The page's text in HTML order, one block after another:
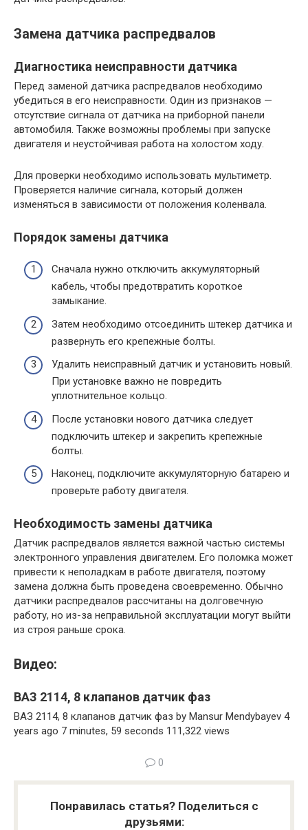
Замена датчика распредвалов
Диагностика неисправности датчика
Перед заменой датчика распредвалов необходимо
убедиться в его неисправности. Один из признаков —
отсутствие сигнала от датчика на приборной панели
автомобиля. Также возможны проблемы при запуске
двигателя и неустойчивая работа на холостом ходу.
Для проверки необходимо использовать мультиметр.
Проверяется наличие сигнала, который должен
изменяться в зависимости от положения коленвала.
Порядок замены датчика
Сначала нужно отключить аккумуляторный
кабель, чтобы предотвратить короткое
замыкание.
Затем необходимо отсоединить штекер датчика и
развернуть его крепежные болты.
Удалить неисправный датчик и установить новый.
При установке важно не повредить
уплотнительное кольцо.
После установки нового датчика следует
подключить штекер и закрепить крепежные
болты.
Наконец, подключите аккумуляторную батарею и
проверьте работу двигателя.
Необходимость замены датчика
Датчик распредвалов является важной частью системы
электронного управления двигателем. Его поломка может
привести к неполадкам в работе двигателя, поэтому
замена должна быть проведена своевременно. Обычно
датчики распредвалов рассчитаны на долговечную
работу, но из-за неправильной эксплуатации могут выйти
из строя раньше срока.
Видео:
ВАЗ 2114, 8 клапанов датчик фаз
ВАЗ 2114, 8 клапанов датчик фаз by Mansur Mendybayev 4
years ago 7 minutes, 59 seconds 111,322 views
0
Понравилась статья? Поделиться с
друзьями: